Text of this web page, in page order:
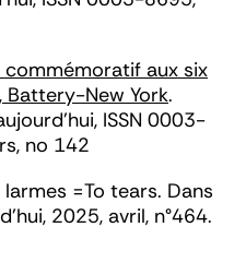
commémoratif aux six
Battery-New York.
ISSN 0003-
no 142
=To tears. Dans
, 2025, avril, n°464.